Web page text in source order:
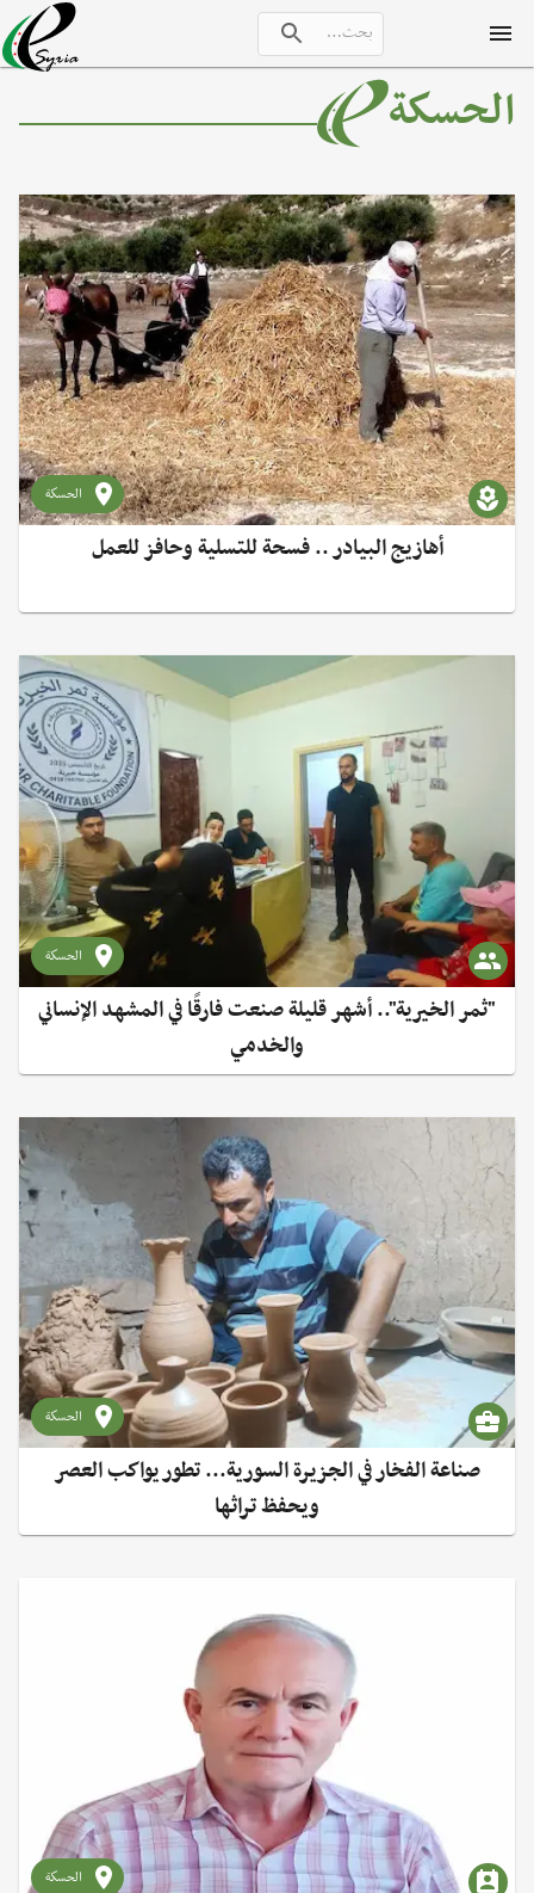
الحسكة
الحسكة
أهازيج البيادر .. فسحة للتسلية وحافز للعمل
الحسكة
"ثمر الخيرية".. أشهر قليلة صنعت فارقًا في المشهد الإنساني
والخدمي
الحسكة
صناعة الفخار في الجزيرة السورية... تطور يواكب العصر
ويحفظ تراثها
الحسكة